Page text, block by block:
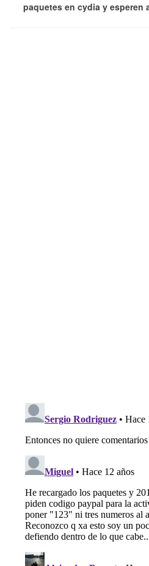
paquetes en cydia y esperen